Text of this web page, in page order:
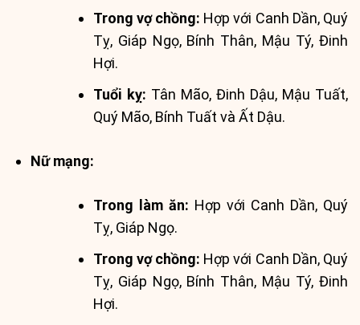
Trong vợ chồng: Hợp với Canh Dần, Quý
Tỵ, Giáp Ngọ, Bính Thân, Mậu Tý, Đinh
Hợi.
Tuổi kỵ: Tân Mão, Đinh Dậu, Mậu Tuất,
Quý Mão, Bính Tuất và Ất Dậu.
Nữ mạng:
Trong làm ăn: Hợp với Canh Dần, Quý
Tỵ, Giáp Ngọ.
Trong vợ chồng: Hợp với Canh Dần, Quý
Tỵ, Giáp Ngọ, Bính Thân, Mậu Tý, Đinh
Hợi.